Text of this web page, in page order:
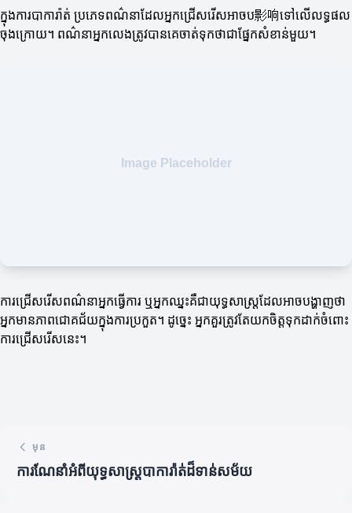
ក្នុងការបាការ៉ាត់ ប្រភេទពណ៌នាដែលអ្នកជ្រើសរើសអាចប影响ទៅលើលទ្ធផល
ចុងក្រោយ។ ពណ៌នាអ្នកលេងត្រូវបានគេចាត់ទុកថាជាផ្នែកសំខាន់មួយ។
ការជ្រើសរើសពណ៌នាអ្នកធ្វើការ ឬអ្នកឈ្នះគឺជា​យុទ្ធសាស្ត្រដែលអាចបង្ហាញថា
អ្នកមានភាពជោគជ័យក្នុងការប្រកួត។ ដូច្នេះ អ្នកគួរ​ត្រូវតែយកចិត្តទុកដាក់ចំពោះ
ការជ្រើសរើសនេះ។
មុន
ការណែនាំអំពីយុទ្ធសាស្ត្របាការ៉ាត់ដ៏ទាន់សម័យ